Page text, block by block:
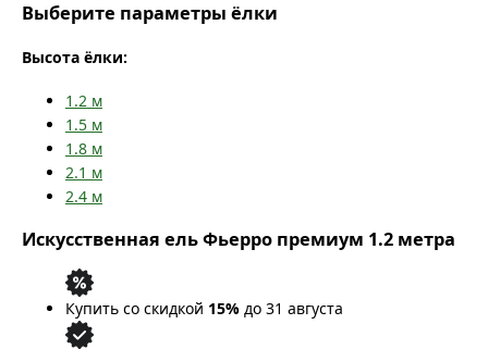
Выберите параметры ёлки
Высота ёлки:
1.2 м
1.5 м
1.8 м
2.1 м
2.4 м
Искусственная ель Фьерро премиум 1.2 метра
Купить со скидкой 15% до 31 августа